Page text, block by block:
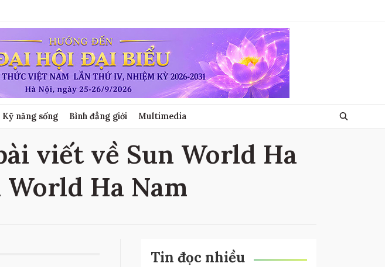
năng sống Bình đẳng giới Multimedia
viết về Sun World Ha
Ha Nam
Tin đọc nhiều